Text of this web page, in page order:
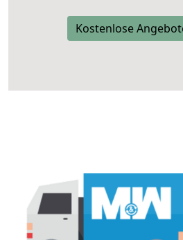
Kostenlose